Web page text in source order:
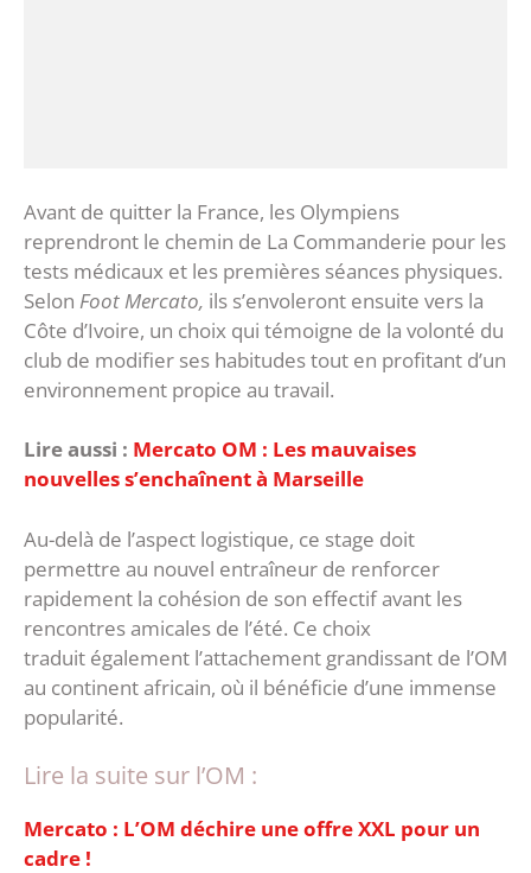
‎Avant de quitter la France, les Olympiens
reprendront le chemin de La Commanderie pour les
tests médicaux et les premières séances physiques.
Selon Foot Mercato, ils s’envoleront ensuite vers la
Côte d’Ivoire, un choix qui témoigne de la volonté du
club de modifier ses habitudes tout en profitant d’un
environnement propice au travail.
Lire aussi : Mercato OM : Les mauvaises
nouvelles s’enchaînent à Marseille
‎Au-delà de l’aspect logistique, ce stage doit
permettre au nouvel entraîneur de renforcer
rapidement la cohésion de son effectif avant les
rencontres amicales de l’été. Ce choix
traduit également l’attachement grandissant de l’OM
au continent africain, où il bénéficie d’une immense
popularité.
Lire la suite sur l’OM :
Mercato : L’OM déchire une offre XXL pour un
cadre !